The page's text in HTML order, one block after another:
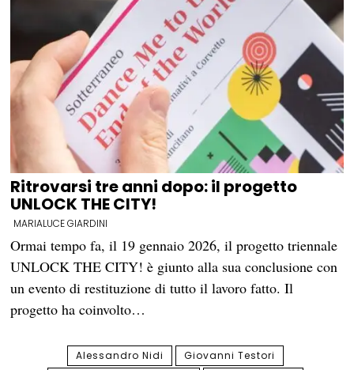
Ritrovarsi tre anni dopo: il progetto
UNLOCK THE CITY!
MARIALUCE GIARDINI
Ormai tempo fa, il 19 gennaio 2026, il progetto triennale
UNLOCK THE CITY! è giunto alla sua conclusione con
un evento di restituzione di tutto il lavoro fatto. Il
progetto ha coinvolto…
Alessandro Nidi
Giovanni Testori